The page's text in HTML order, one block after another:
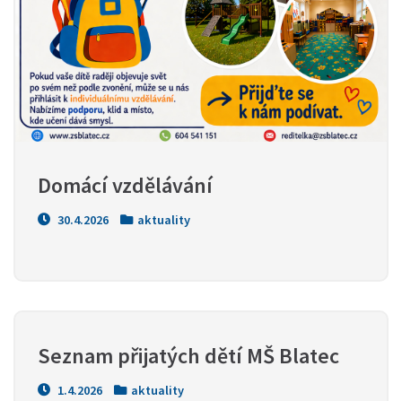
Domácí vzdělávání
30.4.2026 aktuality
Seznam přijatých dětí MŠ Blatec
1.4.2026 aktuality